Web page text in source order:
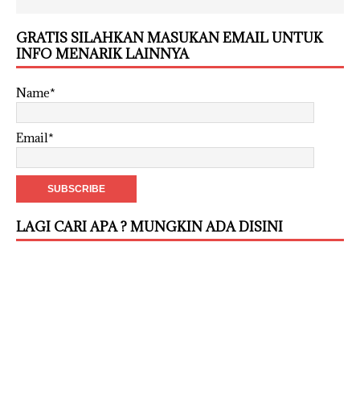
GRATIS SILAHKAN MASUKAN EMAIL UNTUK
INFO MENARIK LAINNYA
Name*
Email*
LAGI CARI APA ? MUNGKIN ADA DISINI